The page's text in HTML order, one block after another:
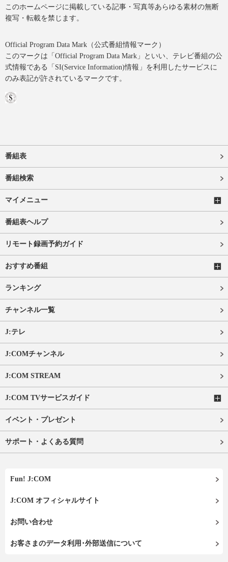
このホームページに掲載している記事・写真等あらゆる素材の無断
複写・転載を禁じます。
Official Program Data Mark（公式番組情報マーク）
このマークは「Official Program Data Mark」といい、テレビ番組の公
式情報である「SI(Service Information)情報」を利用したサービスに
のみ表記が許されているマークです。
番組表
番組検索
マイメニュー
番組表ヘルプ
リモート録画予約ガイド
おすすめ番組
ランキング
チャンネル一覧
J:テレ
J:COMチャンネル
J:COM STREAM
J:COM TVサービスガイド
イベント・プレゼント
サポート・よくある質問
Fun! J:COM
J:COM オフィシャルサイト
お問い合わせ
お客さまのデータ利用･外部送信について